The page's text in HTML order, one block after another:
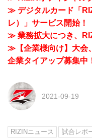
≫ デジタルカード「
レ）」サービス開始！
≫ 業務拡大につき、
≫【企業様向け】大会
企業タイアップ募集中
2021-09-19
RIZINニュース 試合レポ